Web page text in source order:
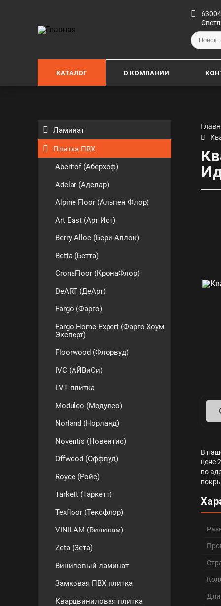
КАТАЛОГ О КОМПАНИИ
Ламинат
Плитка ПВХ
Aberhof (Аберхоф)
Adelar (Аделар)
Alpine Floor (Альпен Флор)
Art East (Арт Ист)
Berry-Alloc (Бери-Аллок)
Betta (Бетта)
CronaFloor (КронаФлор)
DeART (ДеАрт)
Fargo (Фарго)
Fargo Home Expert (Фарго Хоум
Эксперт)
Floorwood (Флорвуд)
IVC (АЙВиСи)
LVT плитка
Moduleo (Модулео)
Norland (Норланд)
Noventis (Новентис)
Offwood (Оффвуд)
Royce (Ройс)
Tarkett (Таркетт)
Texfloor (Тексфлор)
VINILAM (Винилам)
Zeta (Зета)
Виниловый ламинат
Замковая ПВХ плитка
Кварцвиниловая плитка
В
цене
по